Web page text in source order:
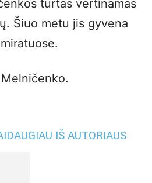
turtas vertinamas
Šiuo metu jis gyvena
DAUGIAU IŠ AUTORIAUS